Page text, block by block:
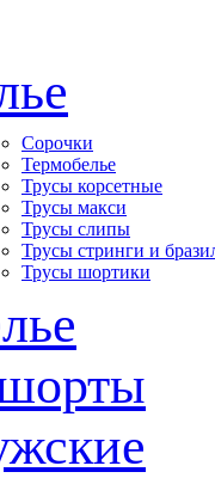
Сорочки
Термобелье
Трусы корсетные
Трусы макси
Трусы слипы
Трусы стринги и
Трусы шортики